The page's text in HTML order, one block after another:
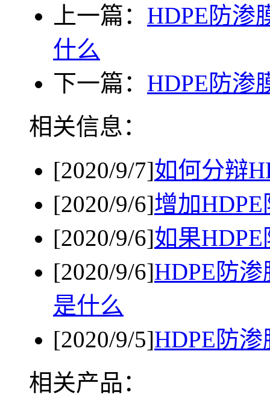
上一篇： HDPE防渗
什么
下一篇： HDPE防渗
相关信息：
[2020/9/7]如何分辩
[2020/9/6]增加
[2020/9/6]如果
[2020/9/6]HDPE防
是什么
[2020/9/5]HDPE防
相关产品：